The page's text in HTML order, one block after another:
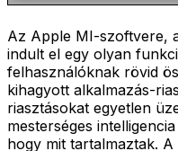
Az Apple MI-szoftvere,
indult el egy olyan
felhasználóknak rövid
kihagyott alkalmazás-
riasztásokat egyetlen
mesterséges
hogy mit tartalmaztak.